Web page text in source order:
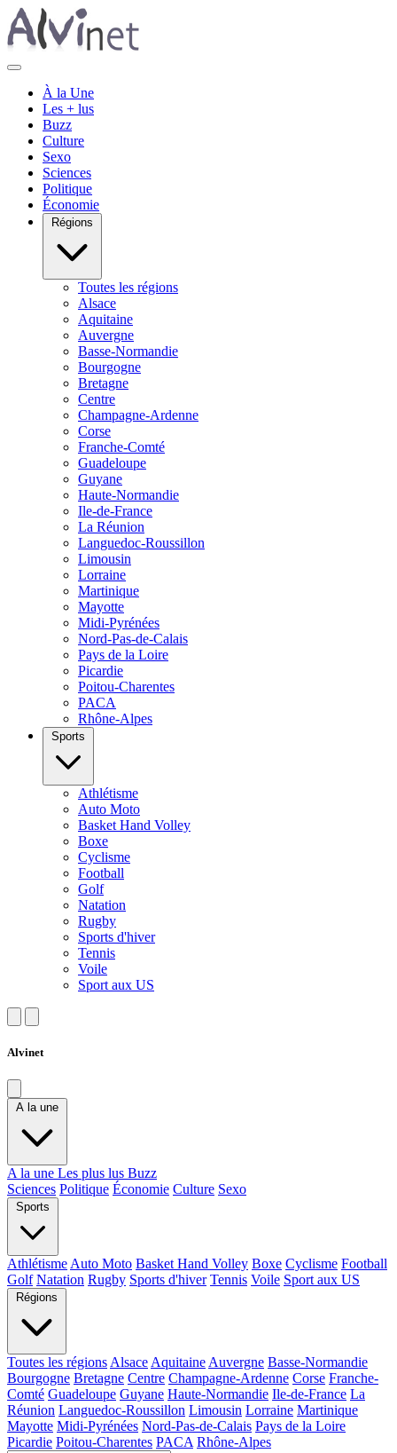
À la Une
Les + lus
Buzz
Culture
Sexo
Sciences
Politique
Économie
Régions
Toutes les régions
Alsace
Aquitaine
Auvergne
Basse-Normandie
Bourgogne
Bretagne
Centre
Champagne-Ardenne
Corse
Franche-Comté
Guadeloupe
Guyane
Haute-Normandie
Ile-de-France
La Réunion
Languedoc-Roussillon
Limousin
Lorraine
Martinique
Mayotte
Midi-Pyrénées
Nord-Pas-de-Calais
Pays de la Loire
Picardie
Poitou-Charentes
PACA
Rhône-Alpes
Sports
Athlétisme
Auto Moto
Basket Hand Volley
Boxe
Cyclisme
Football
Golf
Natation
Rugby
Sports d'hiver
Tennis
Voile
Sport aux US
Alvinet
A la une
A la une Les plus lus Buzz
Sciences Politique Économie Culture Sexo
Sports
Athlétisme Auto Moto Basket Hand Volley Boxe Cyclisme Football
Golf Natation Rugby Sports d'hiver Tennis Voile Sport aux US
Régions
Toutes les régions Alsace Aquitaine Auvergne Basse-Normandie
Bourgogne Bretagne Centre Champagne-Ardenne Corse Franche-
Comté Guadeloupe Guyane Haute-Normandie Ile-de-France La
Réunion Languedoc-Roussillon Limousin Lorraine Martinique
Mayotte Midi-Pyrénées Nord-Pas-de-Calais Pays de la Loire
Picardie Poitou-Charentes PACA Rhône-Alpes